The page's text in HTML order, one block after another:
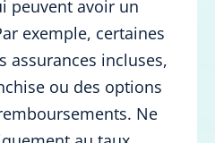
peuvent avoir un
exemple, certaines
assurances incluses,
ou des options
Ne